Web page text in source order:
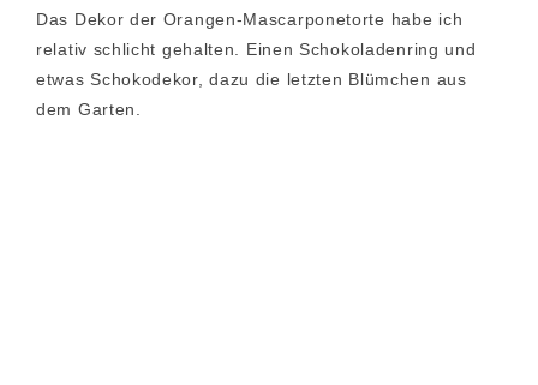
Das Dekor der Orangen-Mascarponetorte habe ich
relativ schlicht gehalten. Einen Schokoladenring und
etwas Schokodekor, dazu die letzten Blümchen aus
dem Garten.